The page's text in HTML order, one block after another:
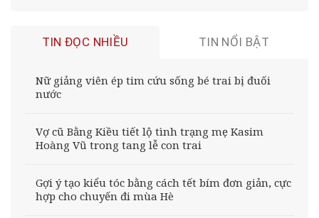
TIN ĐỌC NHIỀU TIN NỔI BẬT
Nữ giảng viên ép tim cứu sống bé trai bị đuối
nước
Vợ cũ Bằng Kiều tiết lộ tình trạng mẹ Kasim
Hoàng Vũ trong tang lễ con trai
Gợi ý tạo kiểu tóc bằng cách tết bím đơn giản, cực
hợp cho chuyến đi mùa Hè